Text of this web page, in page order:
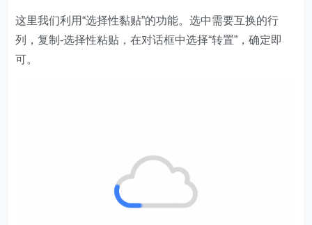
这里我们利用“选择性黏贴”的功能。选中需要互换的行
列，复制-选择性粘贴，在对话框中选择“转置”，确定即
可。